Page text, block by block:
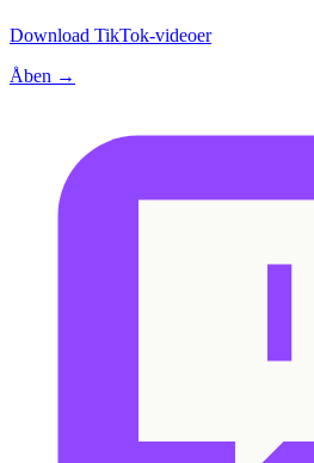
Download TikTok-videoer
Åben →